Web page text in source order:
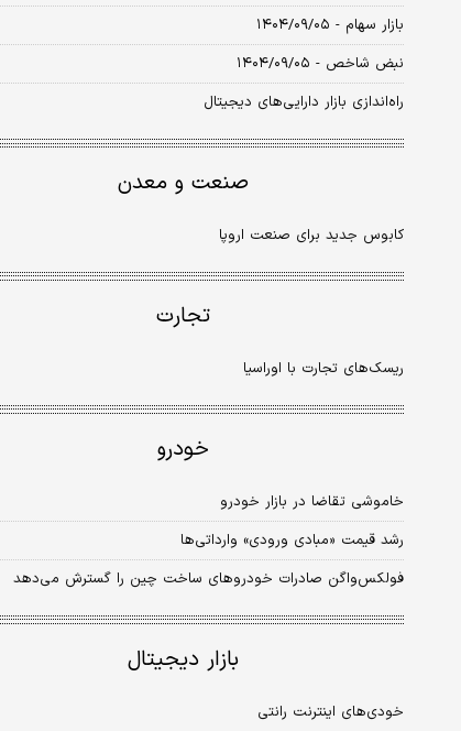
بازار سهام - ۱۴۰۴/۰۹/۰۵
نبض شاخص - ۱۴۰۴/۰۹/۰۵
راه‌اندازی بازار دارایی‌های دیجیتال
صنعت و معدن
کابوس جدید برای صنعت اروپا
تجارت
ریسک‌های تجارت با اوراسیا
خودرو
خاموشی تقاضا در بازار خودرو
رشد قیمت «مبادی ورودی» وارداتی‏‏‏‌ها
فولکس‌‌‌‌‌واگن صادرات خودروهای ساخت چین را گسترش می‌دهد
بازار دیجیتال
خودی‌های اینترنت رانتی